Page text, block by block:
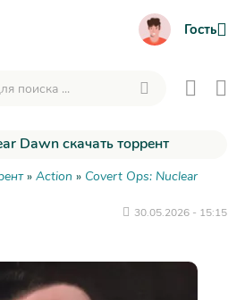
Гость
Dawn скачать торрент
» Action » Covert Ops: Nuclear
30.05.2026 - 15:15